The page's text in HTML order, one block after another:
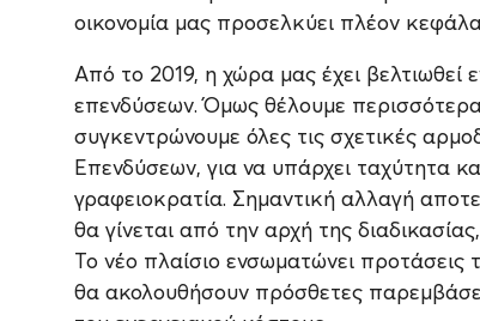
οικονομία μας προσελκύει πλέον
Από το 2019, η χώρα μας έχει βελτιωθεί
επενδύσεων. Όμως θέλουμε
συγκεντρώνουμε όλες τις σχετικές
Επενδύσεων, για να υπάρχει ταχύτητα
γραφειοκρατία. Σημαντική αλλαγή
θα γίνεται από την αρχή της
Το νέο πλαίσιο ενσωματώνει προτάσεις
θα ακολουθήσουν πρόσθετες